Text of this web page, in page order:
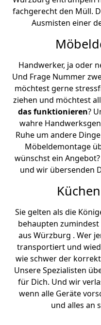
fachgerecht den Müll.
Ausmisten einer
Handwerker, ja oder
Und Frage Nummer
möchtest gerne
ziehen und möchtest
das funktionieren?
wahre
Ruhe um andere
Möbeldemontage
wünschst ein
und wir übersenden
Sie gelten als die
behaupten
aus Würzburg . Wer
transportiert und
wie schwer der
Unsere Spezialisten
für Dich. Und wir
wenn alle Geräte
und alles an